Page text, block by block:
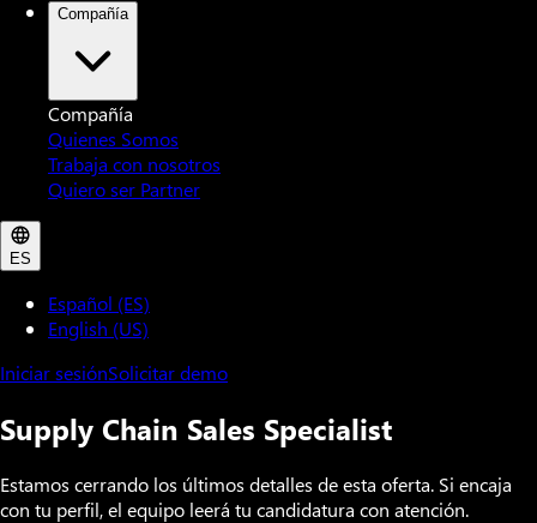
Compañía
Compañía
Quienes Somos
Trabaja con nosotros
Quiero ser Partner
ES
Español (ES)
English (US)
Iniciar sesiónSolicitar demo
Supply Chain Sales Specialist
Estamos cerrando los últimos detalles de esta oferta. Si encaja
con tu perfil, el equipo leerá tu candidatura con atención.